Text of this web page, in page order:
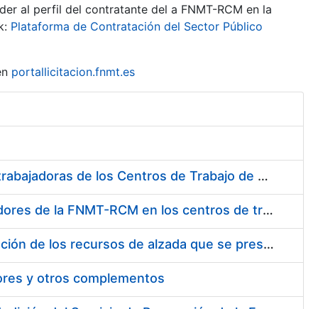
al perfil del contratante del a FNMT-RCM en la
Plataforma de Contratación del Sector Público
portallicitacion.fnmt.es
Suministro de Protectores Auditivos a medida para las personas trabajadoras de los Centros de Trabajo de Madrid y Burgos
Suministro de gafas graduadas antiproyecciones para los trabajadores de la FNMT-RCM en los centros de trabajo de Madrid y Burgos
Servicios de una empresa externa para el asesoramiento y resolución de los recursos de alzada que se presentan relacionados con procesos de selección para la FNMT-RCM
y otros complementos